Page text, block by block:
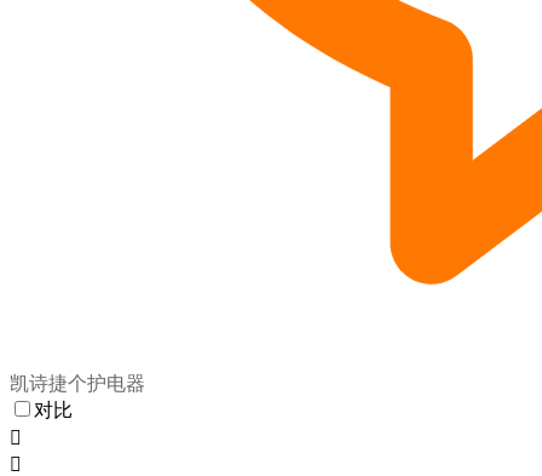
凯诗捷个护电器
对比

